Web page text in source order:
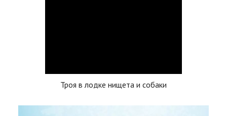
Троя в лодке нищета и собаки